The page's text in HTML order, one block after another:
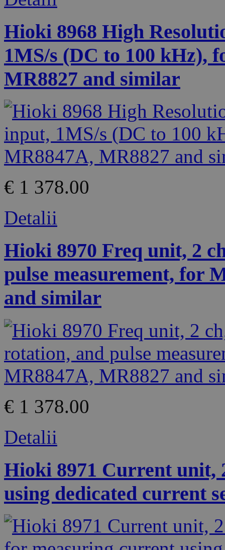
Hioki 8968 High
1MS/s (DC to 100 kHz),
MR8827 and similar
€ 1 378.00
Detalii
Hioki 8970 Freq unit, 2
pulse measurement, for
and similar
€ 1 378.00
Detalii
Hioki 8971 Current unit,
using dedicated current